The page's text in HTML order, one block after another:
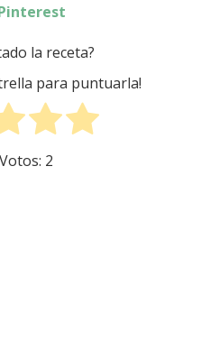
la receta?
para puntuarla!
2